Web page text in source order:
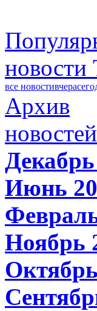
новости
все новостивчера
Архив
новостей
Июнь
Ноябрь